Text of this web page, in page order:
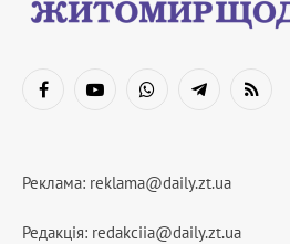
FacebookYouTubeWhatsAppTelegramRSS
Реклама: reklama@daily.zt.ua
Редакція: redakciia@daily.zt.ua